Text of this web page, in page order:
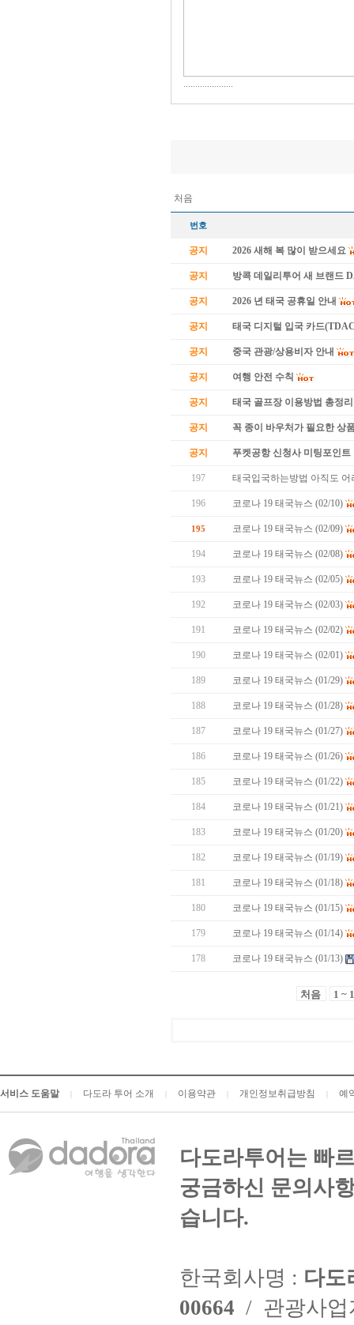
.....................
처음
번호
공지 2026 새해 복 많이 받으세요
공지 방콕 데일리투어 새 브랜드
공지 2026 년 태국 공휴일 안내
공지 태국 디지털 입국 카드
공지 중국 관광/상용비자 안내
공지 여행 안전 수칙
공지 태국 골프장 이용방법 총정리
공지 꼭 종이 바우처가 필요한 상
공지 푸켓공항 신청사 미팅포인트
197 태국입국하는방법 아직도 어
196 코로나 19 태국뉴스 (02/10)
195 코로나 19 태국뉴스 (02/09)
194 코로나 19 태국뉴스 (02/08)
193 코로나 19 태국뉴스 (02/05)
192 코로나 19 태국뉴스 (02/03)
191 코로나 19 태국뉴스 (02/02)
190 코로나 19 태국뉴스 (02/01)
189 코로나 19 태국뉴스 (01/29)
188 코로나 19 태국뉴스 (01/28)
187 코로나 19 태국뉴스 (01/27)
186 코로나 19 태국뉴스 (01/26)
185 코로나 19 태국뉴스 (01/22)
184 코로나 19 태국뉴스 (01/21)
183 코로나 19 태국뉴스 (01/20)
182 코로나 19 태국뉴스 (01/19)
181 코로나 19 태국뉴스 (01/18)
180 코로나 19 태국뉴스 (01/15)
179 코로나 19 태국뉴스 (01/14)
178 코로나 19 태국뉴스 (01/13)
처음 1 ~
서비스 도움말 다도라 투어 소개 이용약관 개인정보취급방침 예
다도라투어는 빠
궁금하신 문의사
습니다.
한국회사명 : 다도
00664 / 관광사